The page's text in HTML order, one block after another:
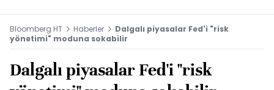
Bloomberg HT Haberler
Dalgalı piyasalar Fed'i "risk
yönetimi" moduna sokabilir
Dalgalı piyasalar Fed'i "risk